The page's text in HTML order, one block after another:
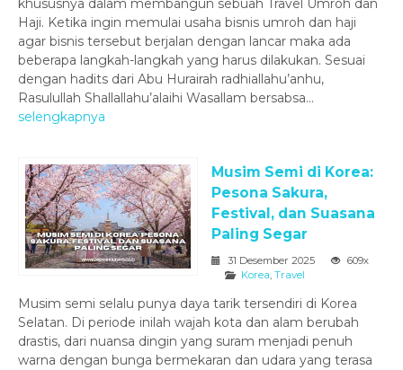
khususnya dalam membangun sebuah Travel Umroh dan
Haji. Ketika ingin memulai usaha bisnis umroh dan haji
agar bisnis tersebut berjalan dengan lancar maka ada
beberapa langkah-langkah yang harus dilakukan. Sesuai
dengan hadits dari Abu Hurairah radhiallahu’anhu,
Rasulullah Shallallahu’alaihi Wasallam bersabsa...
selengkapnya
Musim Semi di Korea:
Pesona Sakura,
Festival, dan Suasana
Paling Segar
31 Desember 2025
609x
Korea, Travel
Musim semi selalu punya daya tarik tersendiri di Korea
Selatan. Di periode inilah wajah kota dan alam berubah
drastis, dari nuansa dingin yang suram menjadi penuh
warna dengan bunga bermekaran dan udara yang terasa